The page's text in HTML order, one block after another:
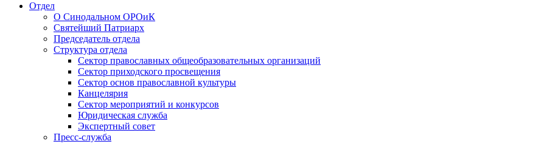
Отдел
О Синодальном ОРОиК
Святейший Патриарх
Председатель отдела
Структура отдела
Сектор православных общеобразовательных организаций
Сектор приходского просвещения
Сектор основ православной культуры
Канцелярия
Сектор мероприятий и конкурсов
Юридическая служба
Экспертный совет
Пресс-служба